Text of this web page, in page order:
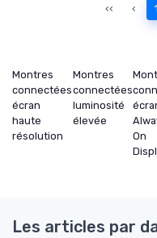
‹‹ ‹ 1
Montres
connectées
écran
haute
résolution
Montres
connectées
luminosité
élevée
On
Les articles par